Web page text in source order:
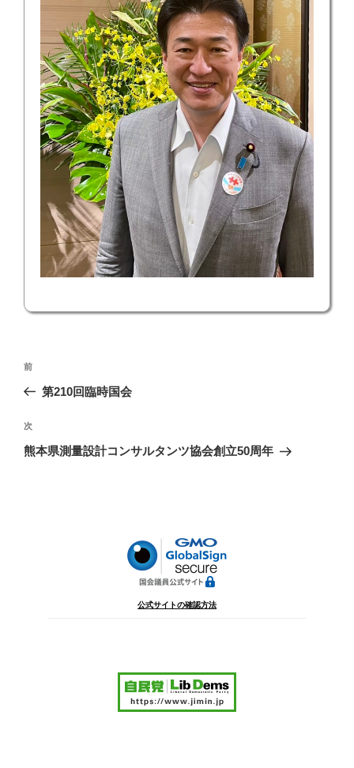
投
ナ
ビ
ゲ
前
の
稿
前
第210回臨時国会
次
の
次
熊本県測量設計コンサルタンツ協会創立50周年
公式サイトの確認方法